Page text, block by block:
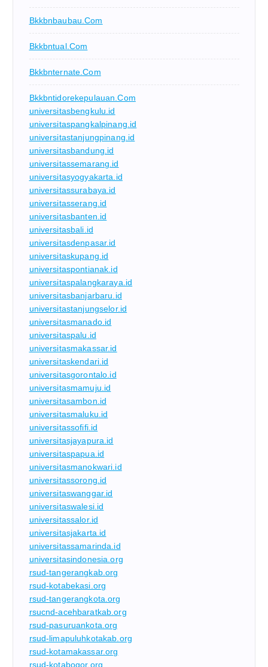
Bkkbnbaubau.com
Bkkbntual.com
Bkkbnternate.com
Bkkbntidorekepulauan.com
universitasbengkulu.id
universitaspangkalpinang.id
universitastanjungpinang.id
universitasbandung.id
universitassemarang.id
universitasyogyakarta.id
universitassurabaya.id
universitasserang.id
universitasbanten.id
universitasbali.id
universitasdenpasar.id
universitaskupang.id
universitaspontianak.id
universitaspalangkaraya.id
universitasbanjarbaru.id
universitastanjungselor.id
universitasmanado.id
universitaspalu.id
universitasmakassar.id
universitaskendari.id
universitasgorontalo.id
universitasmamuju.id
universitasambon.id
universitasmaluku.id
universitassofifi.id
universitasjayapura.id
universitaspapua.id
universitasmanokwari.id
universitassorong.id
universitaswanggar.id
universitaswalesi.id
universitassalor.id
universitasjakarta.id
universitassamarinda.id
universitasindonesia.org
rsud-tangerangkab.org
rsud-kotabekasi.org
rsud-tangerangkota.org
rsucnd-acehbaratkab.org
rsud-pasuruankota.org
rsud-limapuluhkotakab.org
rsud-kotamakassar.org
rsud-kotabogor.org